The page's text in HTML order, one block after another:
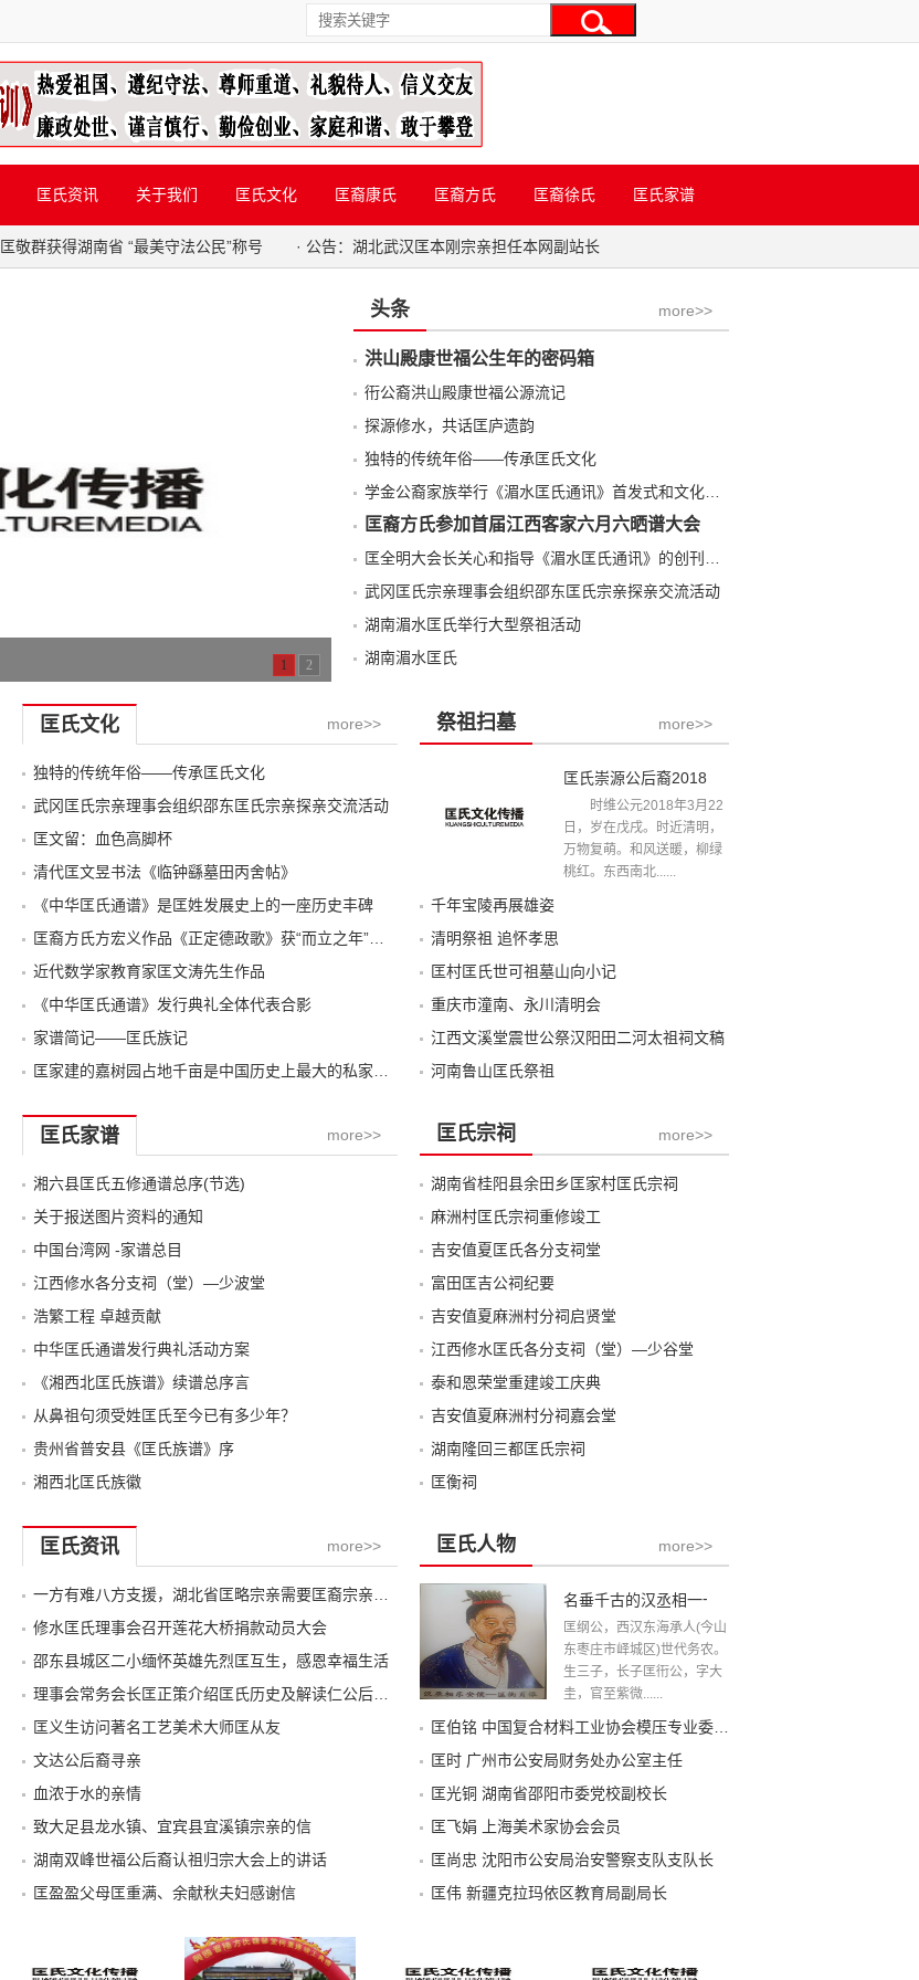
匡氏资讯 关于我们 匡氏文化 匡裔康氏 匡裔方氏 匡裔徐氏 匡氏家谱
匡敬群获得湖南省 “最美守法公民”称号 · 公告：湖北武汉匡本刚宗亲担任本网副站长
1 2
more>>
头条
洪山殿康世福公生年的密码箱
衎公裔洪山殿康世福公源流记
探源修水，共话匡庐遗韵
独特的传统年俗——传承匡氏文化
匡裔方氏参加首届江西客家六月六晒谱大会
武冈匡氏宗亲理事会组织邵东匡氏宗亲探亲交流活动
湖南湄水匡氏举行大型祭祖活动
湖南湄水匡氏
more>>
匡氏文化
独特的传统年俗——传承匡氏文化
武冈匡氏宗亲理事会组织邵东匡氏宗亲探亲交流活动
匡文留：血色高脚杯
清代匡文昱书法《临钟繇墓田丙舍帖》
《中华匡氏通谱》是匡姓发展史上的一座历史丰碑
近代数学家教育家匡文涛先生作品
《中华匡氏通谱》发行典礼全体代表合影
家谱简记——匡氏族记
more>>
祭祖扫墓
匡氏崇源公后裔2018年清明祭祖文
时维公元2018年3月22
日，岁在戊戌。时近清明，
万物复萌。和风送暖，柳绿
桃红。东西南北......
千年宝陵再展雄姿
清明祭祖 追怀孝思
匡村匡氏世可祖墓山向小记
重庆市潼南、永川清明会
江西文溪堂震世公祭汉阳田二河太祖祠文稿
河南鲁山匡氏祭祖
more>>
匡氏家谱
湘六县匡氏五修通谱总序(节选)
关于报送图片资料的通知
中国台湾网 -家谱总目
江西修水各分支祠（堂）—少波堂
浩繁工程 卓越贡献
中华匡氏通谱发行典礼活动方案
《湘西北匡氏族谱》续谱总序言
从鼻祖句须受姓匡氏至今已有多少年？
贵州省普安县《匡氏族谱》序
湘西北匡氏族徽
more>>
匡氏宗祠
湖南省桂阳县余田乡匡家村匡氏宗祠
麻洲村匡氏宗祠重修竣工
吉安值夏匡氏各分支祠堂
富田匡吉公祠纪要
吉安值夏麻洲村分祠启贤堂
江西修水匡氏各分支祠（堂）—少谷堂
泰和恩荣堂重建竣工庆典
吉安值夏麻洲村分祠嘉会堂
湖南隆回三都匡氏宗祠
匡衡祠
more>>
匡氏资讯
修水匡氏理事会召开莲花大桥捐款动员大会
邵东县城区二小缅怀英雄先烈匡互生，感恩幸福生活
匡义生访问著名工艺美术大师匡从友
文达公后裔寻亲
血浓于水的亲情
致大足县龙水镇、宜宾县宜溪镇宗亲的信
湖南双峰世福公后裔认祖归宗大会上的讲话
匡盈盈父母匡重满、余献秋夫妇感谢信
more>>
匡氏人物
名垂千古的汉丞相一一匡衡公
匡纲公，西汉东海承人(今山
东枣庄市峄城区)世代务农。
生三子，长子匡衎公，字大
圭，官至紫微......
匡时 广州市公安局财务处办公室主任
匡光铜 湖南省邵阳市委党校副校长
匡飞娟 上海美术家协会会员
匡尚忠 沈阳市公安局治安警察支队支队长
匡伟 新疆克拉玛依区教育局副局长